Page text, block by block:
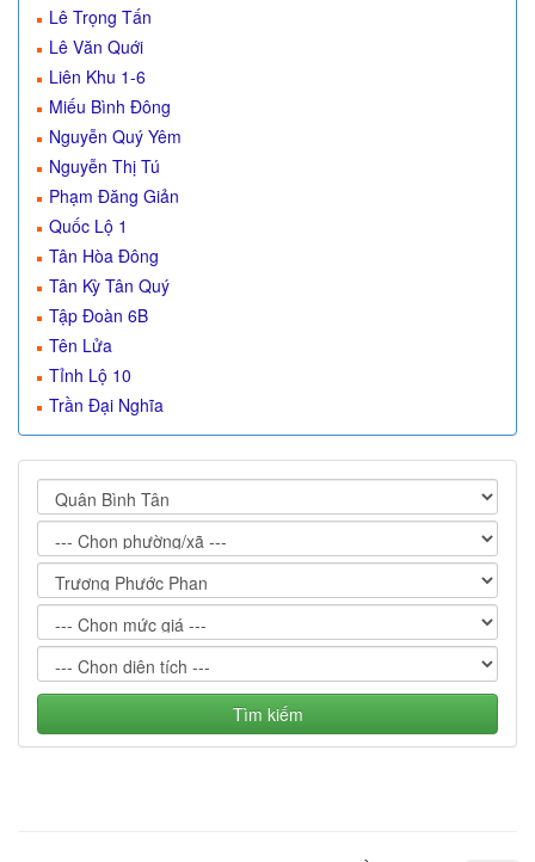
Lê Trọng Tấn
Lê Văn Quới
Liên Khu 1-6
Miếu Bình Đông
Nguyễn Quý Yêm
Nguyễn Thị Tú
Phạm Đăng Giản
Quốc Lộ 1
Tân Hòa Đông
Tân Kỳ Tân Quý
Tập Đoàn 6B
Tên Lửa
Tỉnh Lộ 10
Trần Đại Nghĩa
Tìm kiếm